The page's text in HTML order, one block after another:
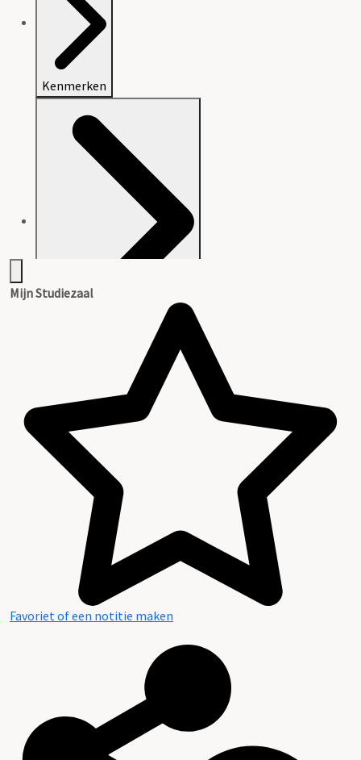
Kenmerken
Beschrijving van het archief
Plaatsingslijst
Mijn Studiezaal
Favoriet of een notitie maken